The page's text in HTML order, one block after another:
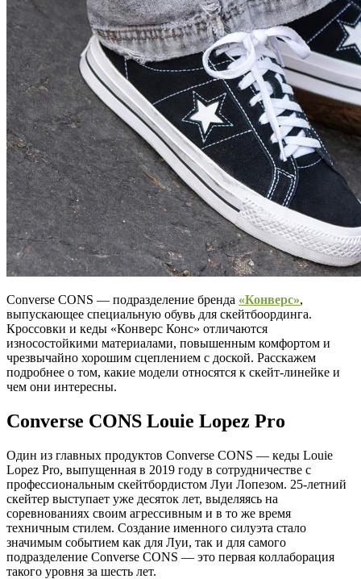
Converse CONS — подразделение бренда «Конверс»,
выпускающее специальную обувь для скейтбоординга.
Кроссовки и кеды «Конверс Конс» отличаются
износостойкими материалами, повышенным комфортом и
чрезвычайно хорошим сцеплением с доской. Расскажем
подробнее о том, какие модели относятся к скейт-линейке и
чем они интересны.
Converse CONS Louie Lopez Pro
Один из главных продуктов Converse CONS — кеды Louie
Lopez Pro, выпущенная в 2019 году в сотрудничестве с
профессиональным скейтбордистом Луи Лопезом. 25-летний
скейтер выступает уже десяток лет, выделяясь на
соревнованиях своим агрессивным и в то же время
техничным стилем. Создание именного силуэта стало
значимым событием как для Луи, так и для самого
подразделение Converse CONS — это первая коллаборация
такого уровня за шесть лет.